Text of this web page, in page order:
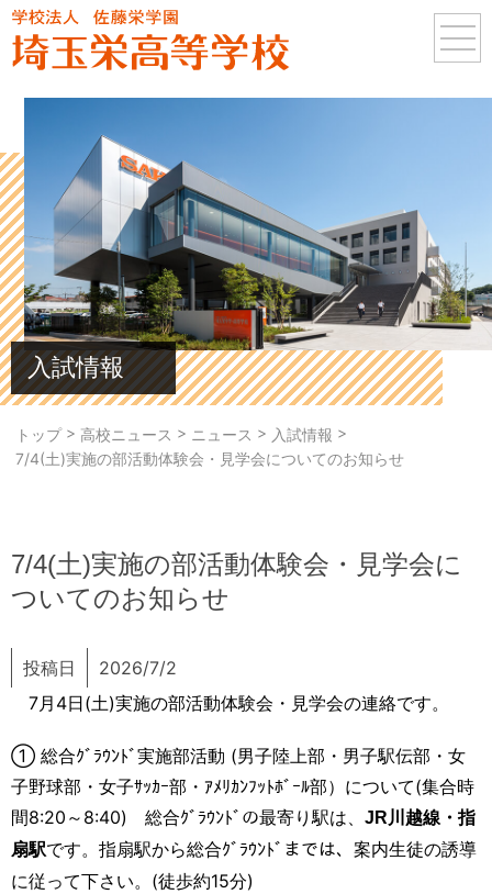
入試情報
トップ> 高校ニュース > ニュース > 入試情報 >
7/4(土)実施の部活動体験会・見学会についてのお知らせ
7/4(土)実施の部活動体験会・見学会に
ついてのお知らせ
投稿日
2026/7/2
7月4日(土)実施の部活動体験会・見学会の連絡です。
① 総合ｸﾞﾗｳﾝﾄﾞ実施部活動 (男子陸上部・男子駅伝部・女
子野球部・女子ｻｯｶｰ部・ｱﾒﾘｶﾝﾌｯﾄﾎﾞｰﾙ部）について(集合時
間8:20～8:40) 総合ｸﾞﾗｳﾝﾄﾞの最寄り駅は、 JR川越線・指
扇駅です。 指扇駅から総合ｸﾞﾗｳﾝﾄﾞまでは、案内生徒の誘導
に従って下さい。(徒歩約15分)